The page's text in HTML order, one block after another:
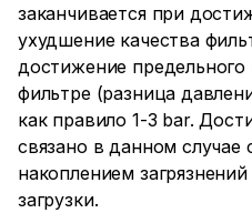
заканчивается при
ухудшение качества
достижение
фильтре (разница
как правило 1-3 bar.
связано в данном
накоплением
загрузки.